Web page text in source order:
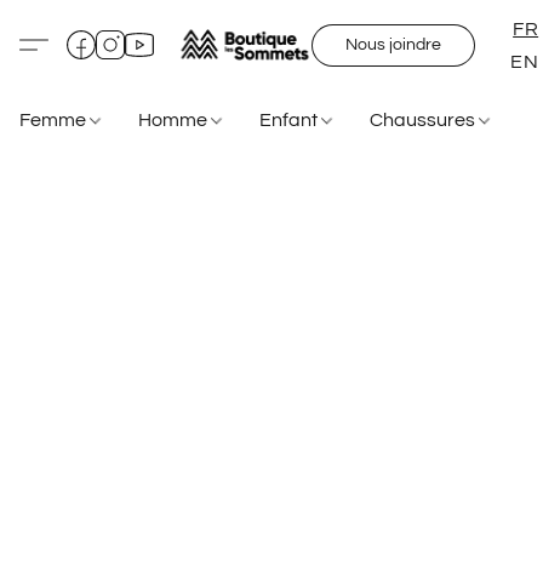
Nous joindre
FR
EN
Femme Homme Enfant Chaussures